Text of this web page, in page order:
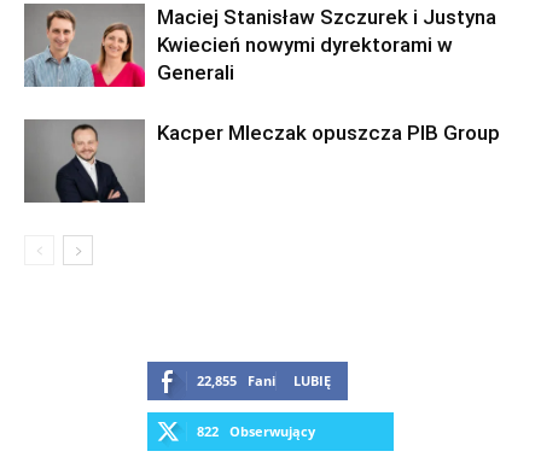
Maciej Stanisław Szczurek i Justyna
Kwiecień nowymi dyrektorami w
Generali
Kacper Mleczak opuszcza PIB Group
22,855 Fani LUBIĘ
822 Obserwujący